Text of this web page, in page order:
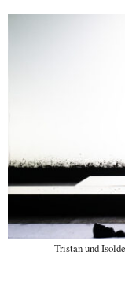
Tristan und